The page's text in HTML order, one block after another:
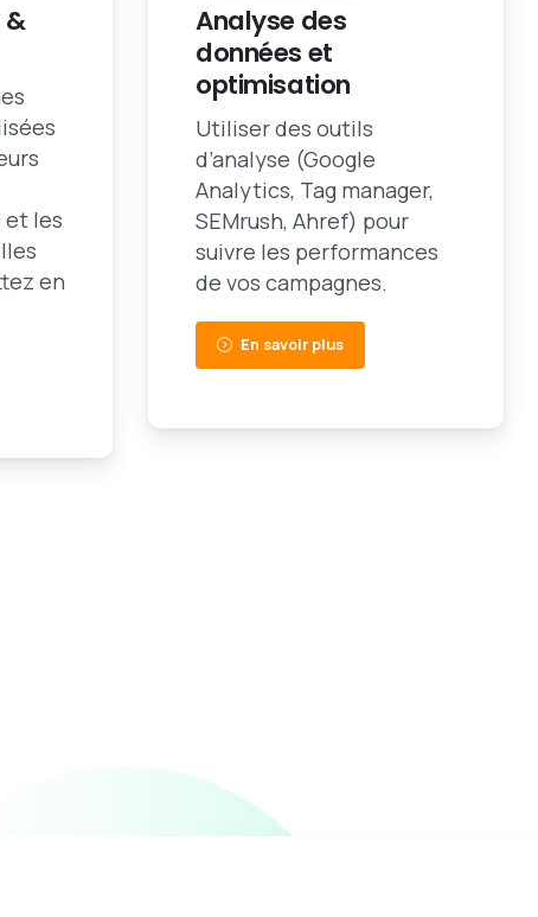
&
et les
en
Analyse des
données et
optimisation
Utiliser des outils
d’analyse (Google
Analytics, Tag manager,
SEMrush, Ahref) pour
suivre les performances
de vos campagnes.
En savoir plus